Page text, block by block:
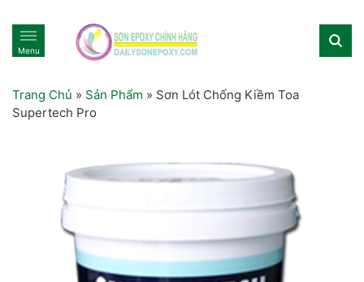
Menu
Trang Chủ » Sản Phẩm » Sơn Lót Chống Kiềm Toa
Supertech Pro